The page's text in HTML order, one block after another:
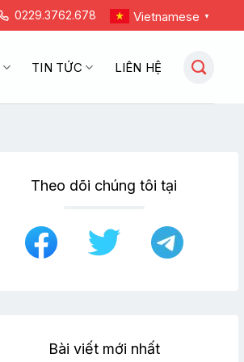
0229.3762.678 Vietnamese ▼
TIN TỨC LIÊN HỆ
Theo dõi chúng tôi tại
Bài viết mới nhất